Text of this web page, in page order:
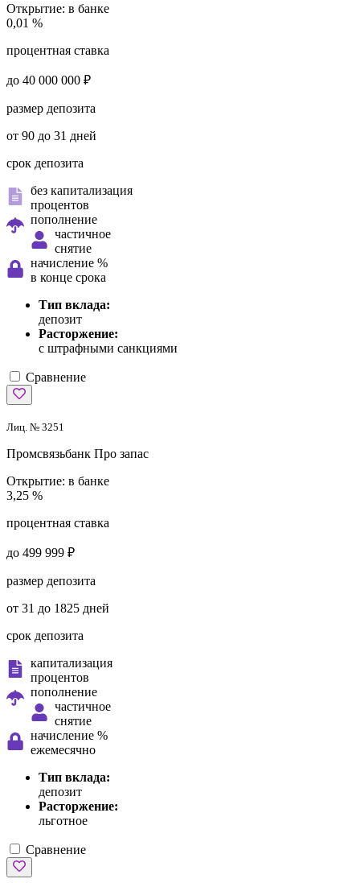
Открытие: в банке
0,01 %
процентная ставка
до 40 000 000 ₽
размер депозита
от 90 до 31 дней
срок депозита
без капитализация
процентов
пополнение
частичное
снятие
начисление %
в конце срока
Тип вклада:
депозит
Расторжение:
с штрафными санкциями
Сравнение
Лиц. № 3251
Промсвязьбанк Про запас
Открытие: в банке
3,25 %
процентная ставка
до 499 999 ₽
размер депозита
от 31 до 1825 дней
срок депозита
капитализация
процентов
пополнение
частичное
снятие
начисление %
ежемесячно
Тип вклада:
депозит
Расторжение:
льготное
Сравнение